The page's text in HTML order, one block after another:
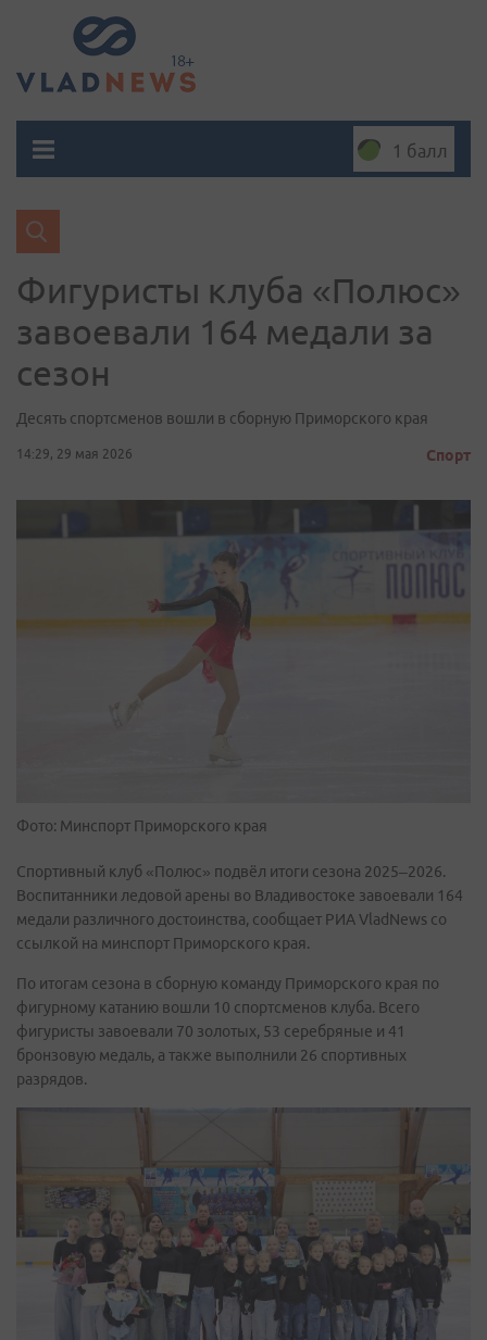
1 балл
Фигуристы клуба «Полюс»
завоевали 164 медали за
сезон
Десять спортсменов вошли в сборную Приморского края
14:29, 29 мая 2026 Спорт
Фото: Минспорт Приморского края
Спортивный клуб «Полюс» подвёл итоги сезона 2025–2026.
Воспитанники ледовой арены во Владивостоке завоевали 164
медали различного достоинства, сообщает РИА VladNews со
ссылкой на минспорт Приморского края.
По итогам сезона в сборную команду Приморского края по
фигурному катанию вошли 10 спортсменов клуба. Всего
фигуристы завоевали 70 золотых, 53 серебряные и 41
бронзовую медаль, а также выполнили 26 спортивных
разрядов.